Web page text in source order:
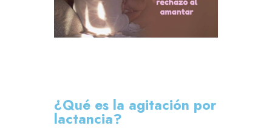
¿Qué es la agitación por
lactancia?